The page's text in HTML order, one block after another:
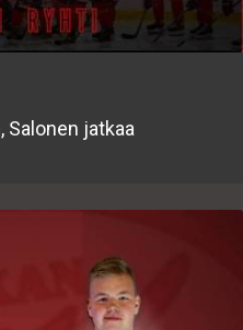
Salonen jatkaa